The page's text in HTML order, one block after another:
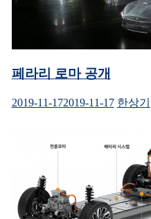
페라리 로마 공개
2019-11-172019-11-17 한상기